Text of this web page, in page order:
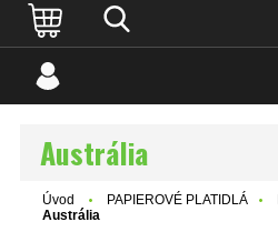
Austrália
Úvod PAPIEROVÉ PLATIDLÁ
Austrália